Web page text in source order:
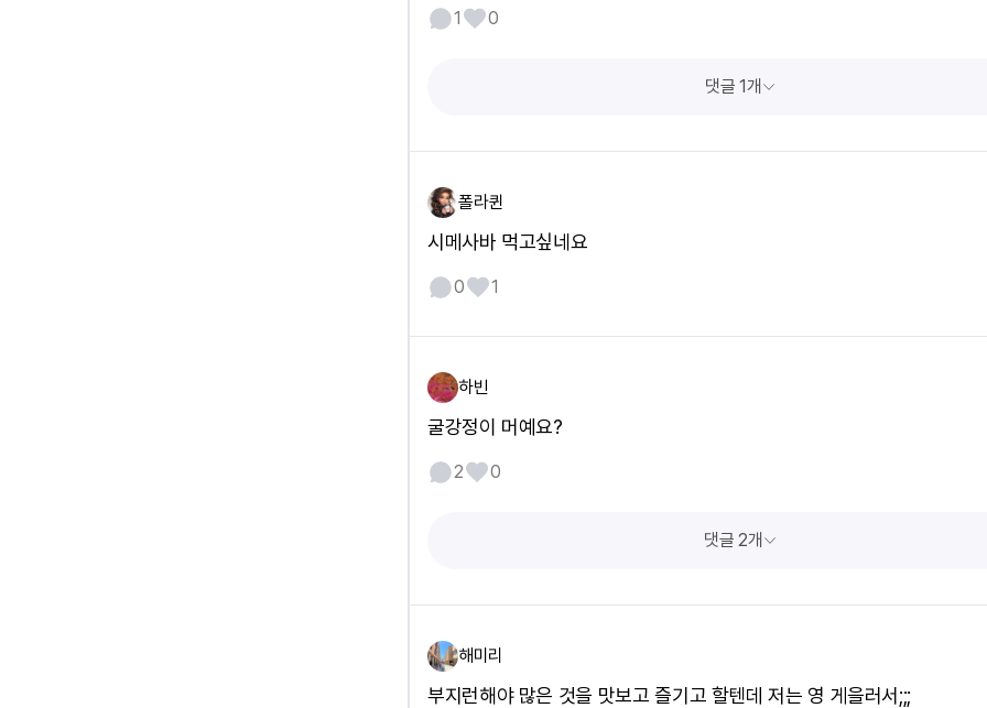
1 0
댓글 1개
폴라퀸
시메사바 먹고싶네요
0 1
하빈
굴강정이 머예요?
2 0
댓글 2개
해미리
부지런해야 많은 것을 맛보고 즐기고 할텐데 저는 영 게을러서;;;